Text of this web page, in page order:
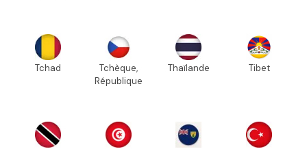
Tchad
Tchèque,
République
Thaïlande Tibet